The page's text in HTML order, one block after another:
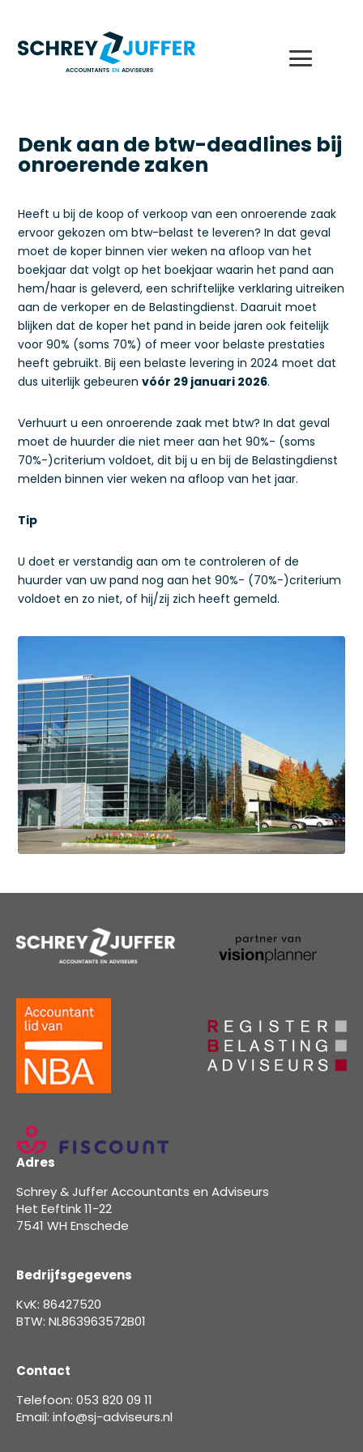
Denk aan de btw-deadlines bij
onroerende zaken
Heeft u bij de koop of verkoop van een onroerende zaak
ervoor gekozen om btw-belast te leveren? In dat geval
moet de koper binnen vier weken na afloop van het
boekjaar dat volgt op het boekjaar waarin het pand aan
hem/haar is geleverd, een schriftelijke verklaring uitreiken
aan de verkoper en de Belastingdienst. Daaruit moet
blijken dat de koper het pand in beide jaren ook feitelijk
voor 90% (soms 70%) of meer voor belaste prestaties
heeft gebruikt. Bij een belaste levering in 2024 moet dat
dus uiterlijk gebeurenvóór 29 januari 2026.
Verhuurt u een onroerende zaak met btw? In dat geval
moet de huurder die niet meer aan het 90%- (soms
70%-)criterium voldoet, dit bij u en bij de Belastingdienst
melden binnen vier weken na afloop van het jaar.
Tip
U doet er verstandig aan om te controleren of de
huurder van uw pand nog aan het 90%- (70%-)criterium
voldoet en zo niet, of hij/zij zich heeft gemeld.
Adres
Schrey & Juffer Accountants en Adviseurs
Het Eeftink 11-22
7541 WH Enschede
Bedrijfsgegevens
KvK: 86427520
BTW: NL863963572B01
Contact
Telefoon: 053 820 09 11
Email: info@sj-adviseurs.nl